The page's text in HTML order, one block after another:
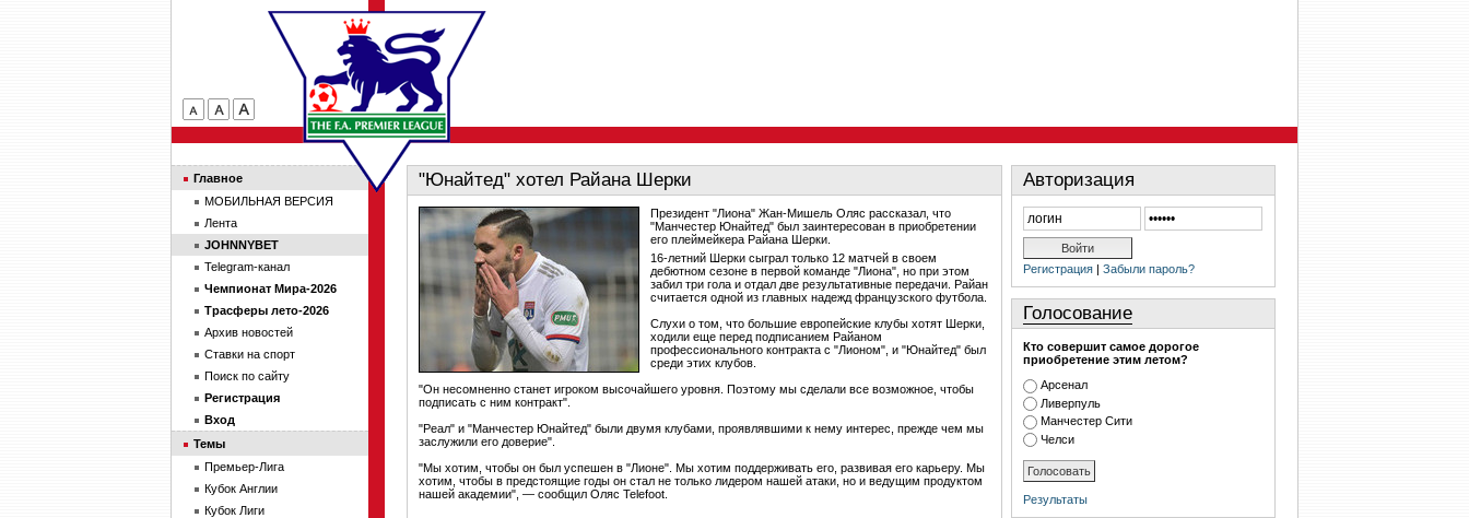
"Юнайтед" хотел Райана Шерки
Президент "Лиона" Жан-Мишель Оляс рассказал, что
"Манчестер Юнайтед" был заинтересован в приобретении
его плеймейкера Райана Шерки.
16-летний Шерки сыграл только 12 матчей в своем
дебютном сезоне в первой команде "Лиона", но при этом
забил три гола и отдал две результативные передачи. Райан
считается одной из главных надежд французского футбола.
Слухи о том, что большие европейские клубы хотят Шерки,
ходили еще перед подписанием Райаном
профессионального контракта с "Лионом", и "Юнайтед" был
среди этих клубов.
"Он несомненно станет игроком высочайшего уровня. Поэтому мы сделали все возможное, чтобы
подписать с ним контракт".
"Реал" и "Манчестер Юнайтед" были двумя клубами, проявлявшими к нему интерес, прежде чем мы
заслужили его доверие".
"Мы хотим, чтобы он был успешен в "Лионе". Мы хотим поддерживать его, развивая его карьеру. Мы
хотим, чтобы в предстоящие годы он стал не только лидером нашей атаки, но и ведущим продуктом
нашей академии", — сообщил Оляс Telefoot.
Авторизация
Регистрация | Забыли пароль?
Голосование
Кто совершит самое дорогое
приобретение этим летом?
Арсенал
Ливерпуль
Манчестер Сити
Челси
Результаты
Главное
МОБИЛЬНАЯ ВЕРСИЯ
Лента
JOHNNYBET
Telegram-канал
Чемпионат Мира-2026
Трасферы лето-2026
Архив новостей
Ставки на спорт
Поиск по сайту
Регистрация
Вход
Темы
Премьер-Лига
Кубок Англии
Кубок Лиги